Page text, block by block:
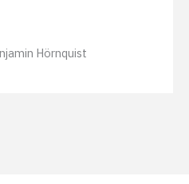
Hörnquist